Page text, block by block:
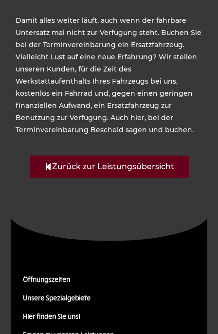
Damit alles weiter läuft, auch wenn der fahrbare
Untersatz mal nicht zur Verfügung steht. Buchen Sie
bei der Terminvereinbarung ein Ersatzfahrzeug.
Vielleicht Lust auf ein­­e neue Erfahrung? Wir stellen
unseren Kunden, für die Zeit des
Werkstattaufenthalts Ihres Fahrzeugs bei uns,
kostenlos ein Fahrrad und, gegen einen geringen
finanziellen Aufwand, ein Ersatzfahrzeug zur
Benutzung zur Verfügung. Auch hier, bei der
Terminvereinbarung Bescheid sagen und buchen.
Zurück zur Leistungsübersicht
Öffnungszeiten
Unsere Spezialgebiete
Hier finden Sie uns!